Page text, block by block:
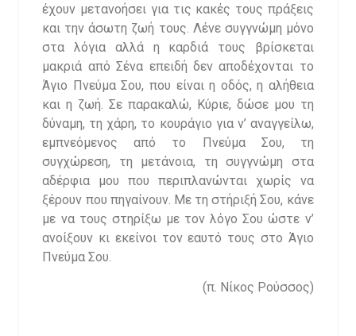
έχουν μετανοήσει για τις κακές τους πράξεις
και την άσωτη ζωή τους. Λένε συγγνώμη μόνο
στα λόγια αλλά η καρδιά τους βρίσκεται
μακριά από Σένα επειδή δεν αποδέχονται το
Άγιο Πνεύμα Σου, που είναι η οδός, η αλήθεια
και η ζωή. Σε παρακαλώ, Κύριε, δώσε μου τη
δύναμη, τη χάρη, το κουράγιο για ν’ αναγγείλω,
εμπνεόμενος από το Πνεύμα Σου, τη
συγχώρεση, τη μετάνοια, τη συγγνώμη στα
αδέρφια μου που περιπλανώνται χωρίς να
ξέρουν που πηγαίνουν. Με τη στήριξή Σου, κάνε
με να τους στηρίξω με τον λόγο Σου ώστε ν’
ανοίξουν κι εκείνοι τον εαυτό τους στο Άγιο
Πνεύμα Σου.
(π. Νίκος Ρούσσος)